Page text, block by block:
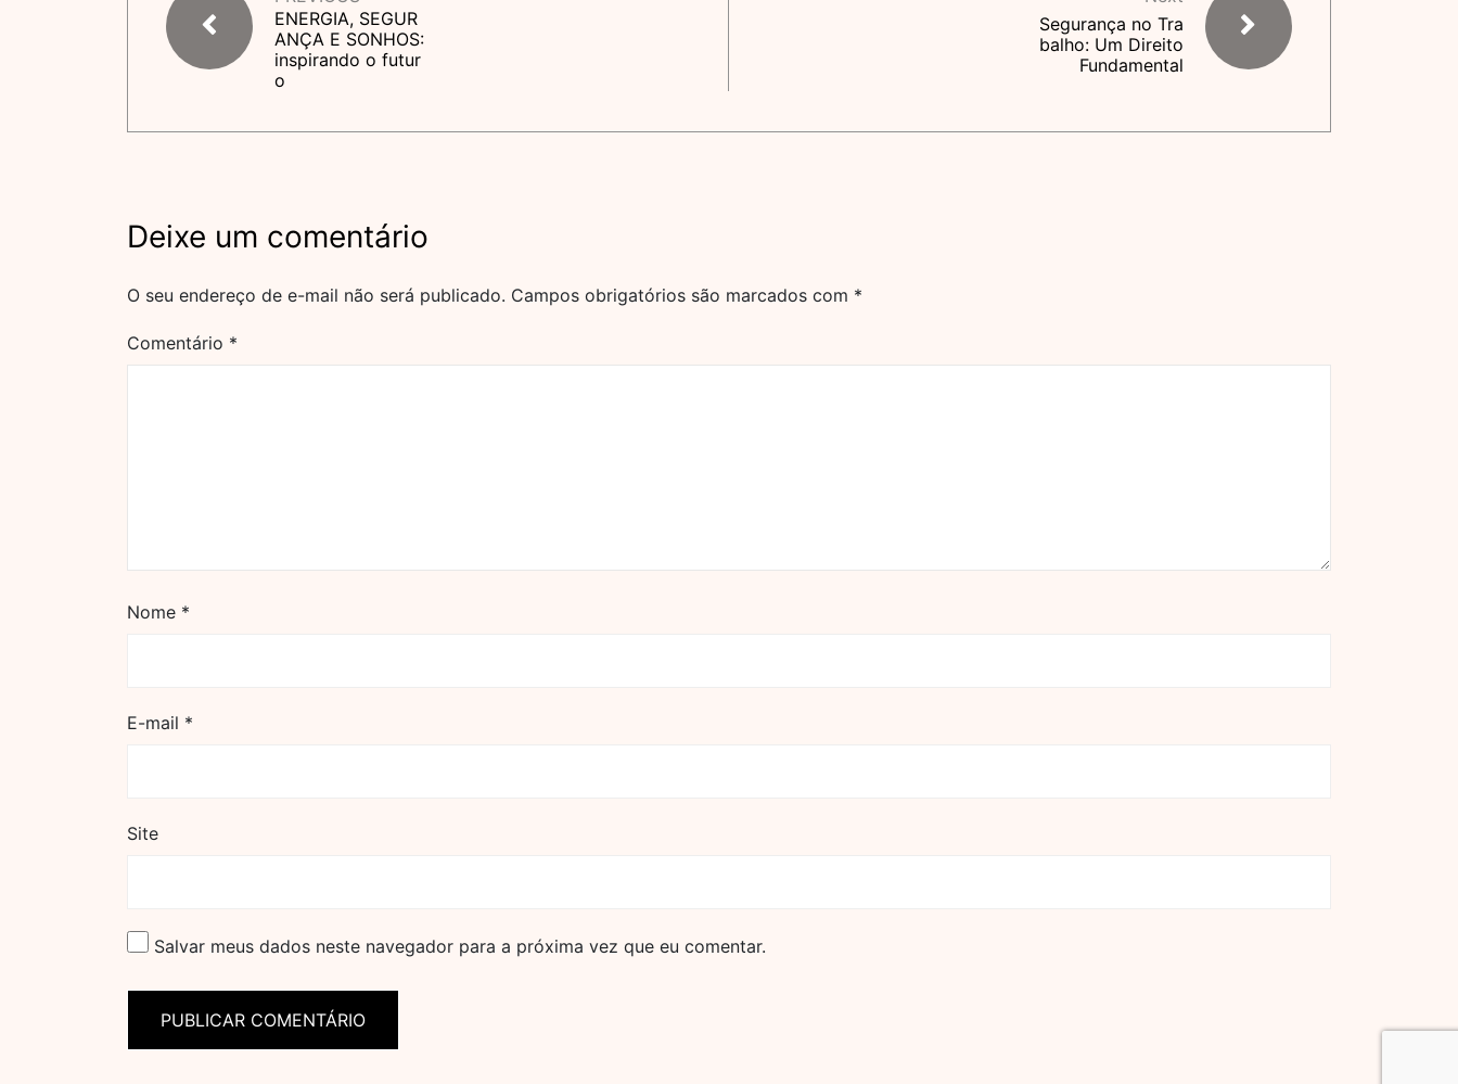
ENERGIA, SEGUR
ANÇA E SONHOS:
inspirando o futur
o
Segurança no Tra
balho: Um Direito
Fundamental
Deixe um comentário
O seu endereço de e-mail não será publicado. Campos obrigatórios são marcados com *
Comentário *
Nome *
E-mail *
Site
Salvar meus dados neste navegador para a próxima vez que eu comentar.